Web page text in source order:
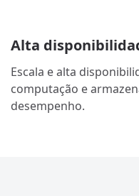
Alta
Escala e alta
computação e
desempenho.